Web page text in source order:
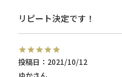
リピート決定です！
投稿日 2021/10/12